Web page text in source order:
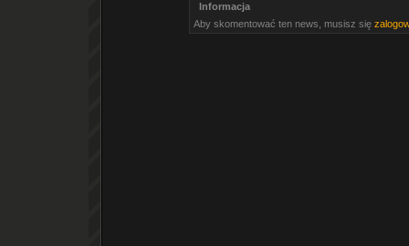
Informacja
Aby skomentować ten news, musisz się